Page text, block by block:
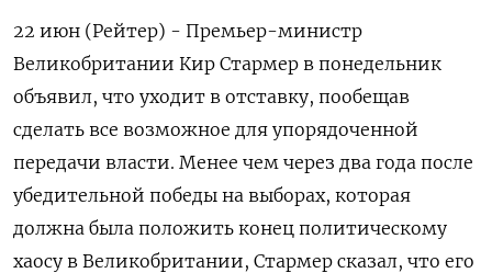
22 июн (Рейтер) - Премьер-министр
Великобритании Кир Стармер в понедельник
объявил, что уходит в ‌отставку, пообещав
сделать все возможное для упорядоченной
передачи власти. Менее чем через два года ​после ​
убедительной ​победы на выборах, которая
⁠должна была положить ‌конец политическому
хаосу ‌в Великобритании, Стармер сказал, что его